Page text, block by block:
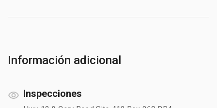
Información adicional
Inspecciones